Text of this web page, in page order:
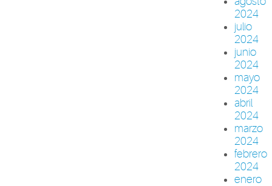
2024
julio
2024
junio
2024
mayo
2024
abril
2024
marzo
2024
febrero
2024
enero